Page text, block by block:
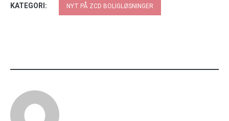
KATEGORI: NYT PÅ ZCD BOLIGLØSNINGER